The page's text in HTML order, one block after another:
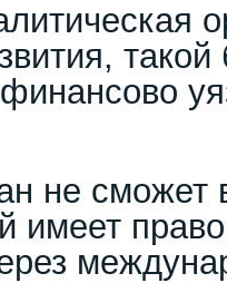
не сможет
имеет